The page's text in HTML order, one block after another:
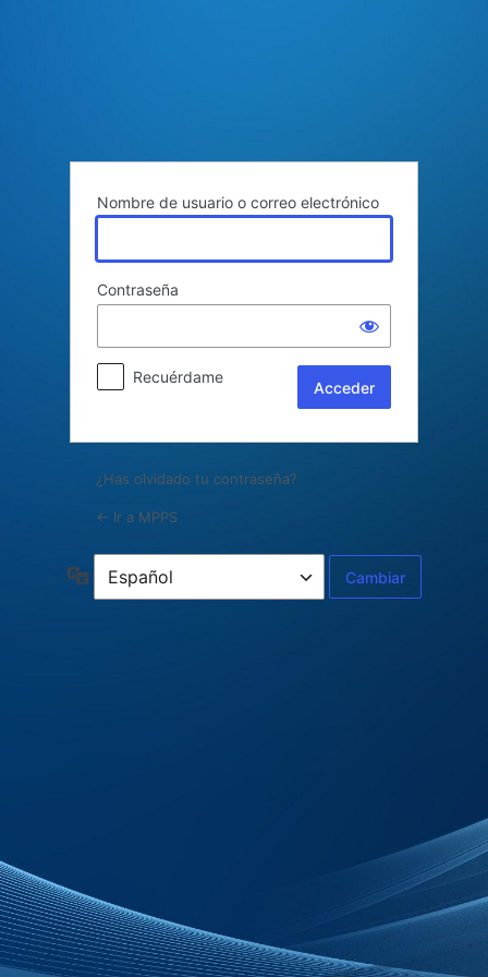
Nombre de usuario o correo electrónico
Contraseña
Recuérdame
¿Has olvidado tu contraseña?
← Ir a MPPS
Idioma